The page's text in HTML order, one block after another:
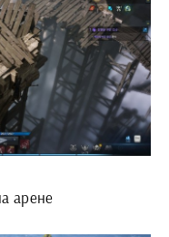
арене